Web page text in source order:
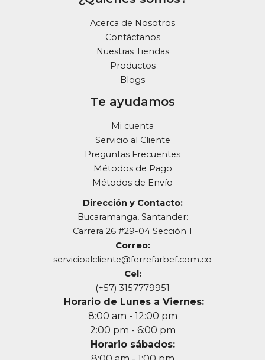
Acerca de Nosotros
Contáctanos
Nuestras Tiendas
Productos
Blogs
Te ayudamos
Mi cuenta
Servicio al Cliente
Preguntas Frecuentes
Métodos de Pago
Métodos de Envío
Dirección y Contacto:
Bucaramanga, Santander:
Carrera 26 #29-04 Sección 1
Correo:
servicioalcliente@ferrefarbef.com.co
Cel:
(+57) 3157779951
Horario de Lunes a Viernes:
8:00 am - 12:00 pm
2:00 pm - 6:00 pm
Horario sábados: